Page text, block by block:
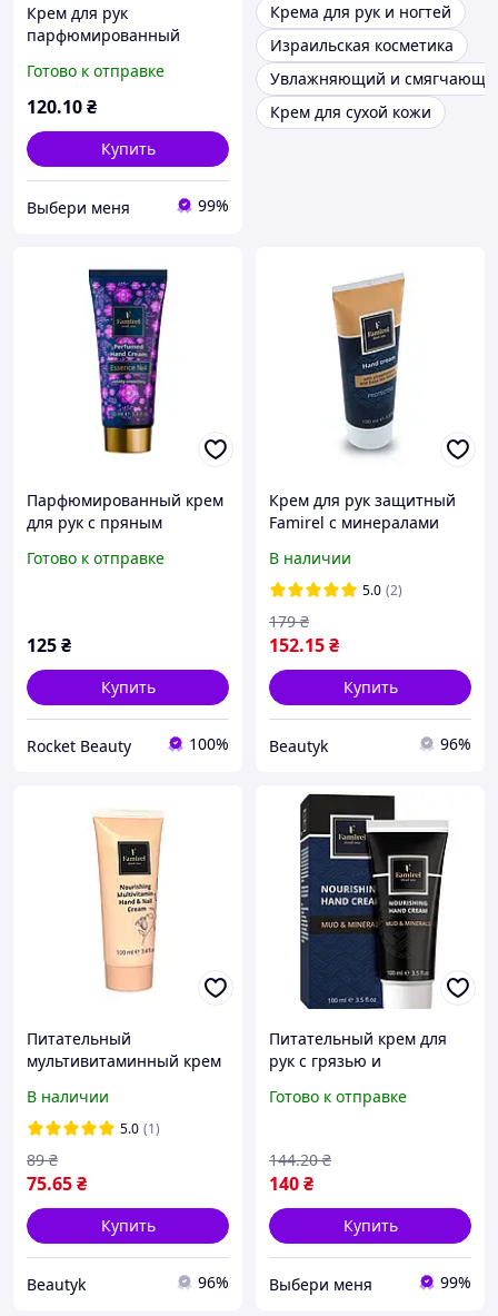
Крем для рук
парфюмированный
мл
Готово к отправке
120.10₴
Купить
Выбери меня 99%
Крема для рук и ногтей
Израильская косметика
Увлажняющий и
Крем для сухой кожи
Парфюмированный крем
для рук с пряным
Perfumed Hand Cream
Готово к отправке
125₴
Купить
Rocket Beauty 100%
Крем для рук защитный
Famirel с минералами
фосфолипидами, 100 мл
Фамирель (085038)
В наличии
5.0 (2)
152.15₴
179 ₴
Купить
Beautyk 96%
Питательный
мультивитаминный крем
100 мл Фамирель
В наличии
5.0 (1)
75.65₴
89 ₴
Купить
Beautyk 96%
Питательный крем для
рук с грязью и
моря Famirel 100 мл
Готово к отправке
140₴
144.20 ₴
Купить
Выбери меня 99%